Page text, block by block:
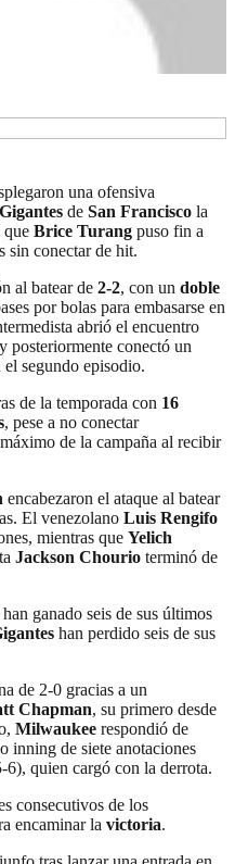
una ofensiva
Gigantes de San Francisco la
que Brice Turang puso fin a
sin conectar de hit.
al batear de 2-2, con un doble
por bolas para embasarse en
abrió el encuentro
posteriormente conectó un
segundo episodio.
de la temporada con 16
, pese a no conectar
de la campaña al recibir
encabezaron el ataque al batear
El venezolano Luis Rengifo
mientras que Yelich
Jackson Chourio terminó de
han ganado seis de sus últimos
han perdido seis de sus
de 2-0 gracias a un
Chapman, su primero desde
Milwaukee respondió de
inning de siete anotaciones
6), quien cargó con la derrota.
consecutivos de los
encaminar la victoria.